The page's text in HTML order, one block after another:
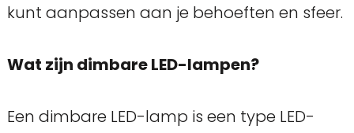
kunt aanpassen aan je behoeften en sfeer.
Wat zijn dimbare LED-lampen?
Een dimbare LED-lamp is een type LED-